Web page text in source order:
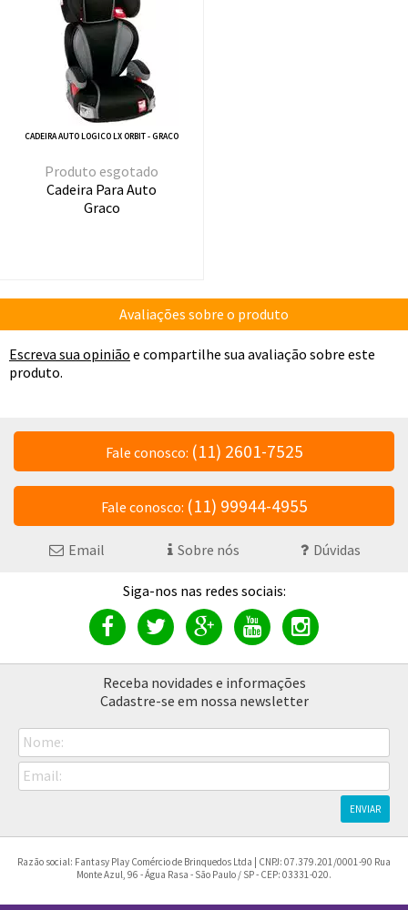
CADEIRA AUTO LOGICO LX ORBIT - GRACO
esgotado
Cadeira Para Auto
Graco
Avaliações sobre o produto
Escreva sua opinião e compartilhe sua avaliação sobre este
produto.
Fale conosco: (11) 2601-7525
Fale conosco: (11) 99944-4955
Email Sobre nós Dúvidas
Receba novidades e informações
Cadastre-se em nossa newsletter
Nome:
Email:
ENVIAR
Razão social: Fantasy Play Comércio de Brinquedos Ltda | CNPJ: 07.379.201/0001-90 Rua
Monte Azul, 96 - Água Rasa - São Paulo / SP - CEP: 03331-020.